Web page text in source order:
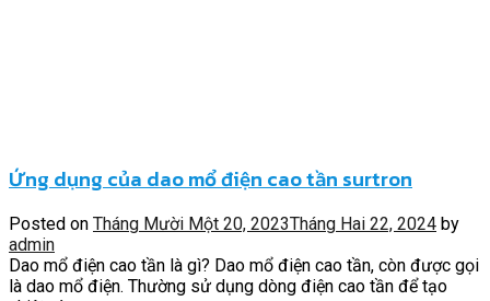
Ứng dụng của dao mổ điện cao tần surtron
Posted on Tháng Mười Một 20, 2023Tháng Hai 22, 2024 by
admin
Dao mổ điện cao tần là gì? Dao mổ điện cao tần, còn được gọi
là dao mổ điện. Thường sử dụng dòng điện cao tần để tạo